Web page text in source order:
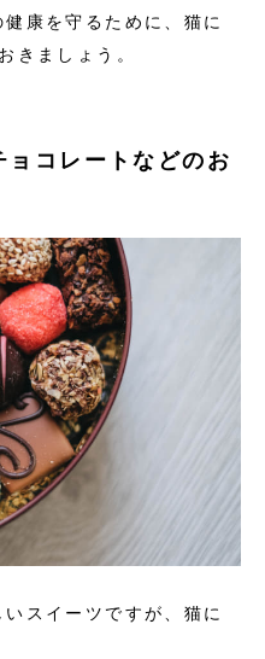
康を守るために、猫に
きましょう。
コレートなどのお
スイーツですが、猫に